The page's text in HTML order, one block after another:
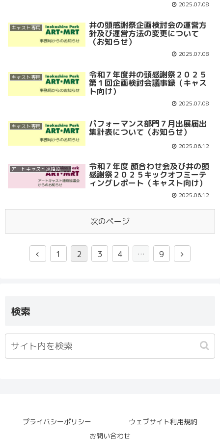
2025.07.08
キャスト専用 井の頭感謝祭企画検討会の運営方
針及び運営方法の変更について
（お知らせ）
2025.07.08
キャスト専用 令和７年度井の頭感謝祭２０２５
第１回企画検討会議事録（キャス
ト向け）
2025.07.08
キャスト専用 パフォーマンス部門７月出展届出
集計表について（お知らせ）
2025.06.12
アートキャスト連絡協議会 令和７年度 顔合わせ会及び井の頭
感謝祭２０２５キックオフミーテ
ィングレポート（キャスト向け）
2025.06.12
次のページ
1 2 3 4 … 9
検索
プライバシーポリシー
ウェブサイト利用規約
お問い合わせ